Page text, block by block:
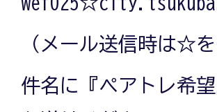
（メール送信時は☆
件名に『ペアトレ希